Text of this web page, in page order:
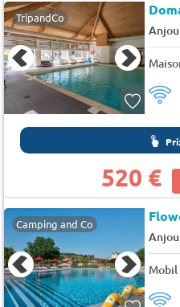
TripandCo
520 €
Camping and Co
Mobil